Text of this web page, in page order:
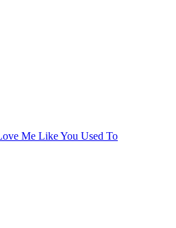
Me Like You Used To